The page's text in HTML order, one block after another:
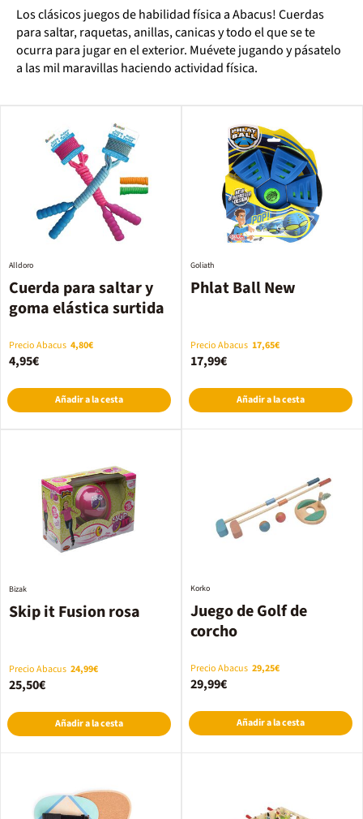
Los clásicos juegos de habilidad física a Abacus! Cuerdas
para saltar, raquetas, anillas, canicas y todo el que se te
ocurra para jugar en el exterior. Muévete jugando y pásatelo
a las mil maravillas haciendo actividad física.
Cuerda para saltar y
goma elástica surtida
Alldoro
Precio Abacus 4,80€
4,95€
Añadir a la cesta
Phlat Ball New
Goliath
Precio Abacus 17,65€
17,99€
Añadir a la cesta
Skip it Fusion rosa
Bizak
Precio Abacus 24,99€
25,50€
Añadir a la cesta
Juego de Golf de
corcho
Korko
Precio Abacus 29,25€
29,99€
Añadir a la cesta